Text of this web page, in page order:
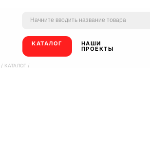
КАТАЛОГ НАШИ
ПРОЕКТЫ
/ КАТАЛОГ /